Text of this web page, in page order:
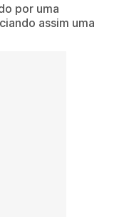
por uma
assim uma